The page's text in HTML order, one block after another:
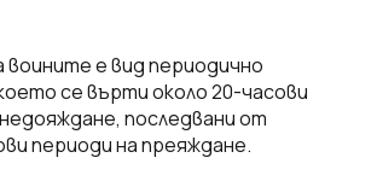
е вид периодично
се върти около 20-часови
последвани от
периоди на преяждане.